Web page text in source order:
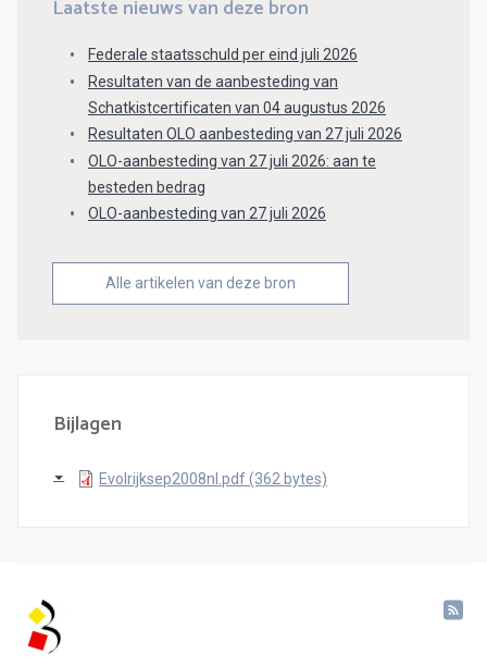
Laatste nieuws van deze bron
Federale staatsschuld per eind juli 2026
Resultaten van de aanbesteding van
Schatkistcertificaten van 04 augustus 2026
Resultaten OLO aanbesteding van 27 juli 2026
OLO-aanbesteding van 27 juli 2026: aan te
besteden bedrag
OLO-aanbesteding van 27 juli 2026
Alle artikelen van deze bron
Bijlagen
Evolrijksep2008nl.pdf (362 bytes)